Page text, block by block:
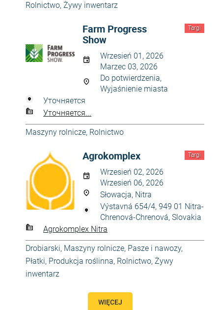
Rolnictwo, Żywy inwentarz
Targi
Farm Progress
Show
Wrzesień 01, 2026
Marzec 03, 2026
Do potwierdzenia,
Wyjaśnienie miasta
Уточняется
Уточняется...
Maszyny rolnicze, Rolnictwo
Targi
Agrokomplex
Wrzesień 02, 2026
Wrzesień 06, 2026
Słowacja, Nitra
Výstavná 654/4, 949 01 Nitra-
Chrenová-Chrenová, Slovakia
Agrokomplex Nitra
Drobiarski, Maszyny rolnicze, Pasze i nawozy,
Płatki, Produkcja roślinna, Rolnictwo, Żywy
inwentarz
WIĘCEJ